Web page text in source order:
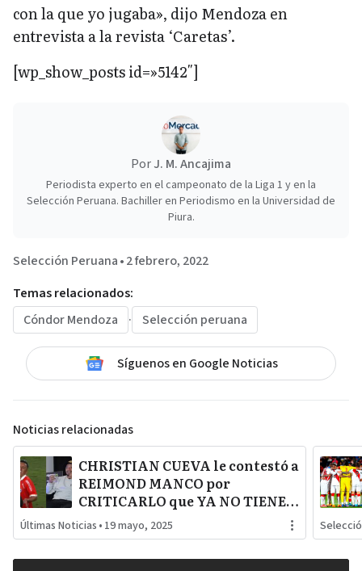
con la que yo jugaba», dijo Mendoza en
entrevista a la revista ‘Caretas’.
[wp_show_posts id=»5142″]
PorJ. M. Ancajima
Periodista experto en el campeonato de la Liga 1 y en la
Selección Peruana. Bachiller en Periodismo en la Universidad de
Piura.
Selección Peruana•2 febrero, 2022
Temas relacionados:
Cóndor Mendoza
· Selección peruana
Síguenos en Google Noticias
Noticias relacionadas
CHRISTIAN CUEVA le contestó a
REIMOND MANCO por
CRITICARLO que YA NO TIENE
NIVEL para ser convocado a la
SELECCIÓN PERUANA
Últimas Noticias • 19 mayo, 2025